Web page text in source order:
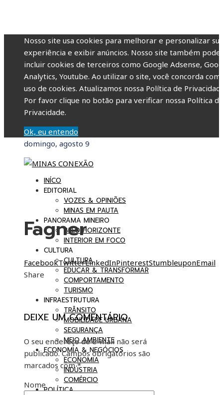
Nosso site usa cookies para melhorar e personalizar sua
experiência e exibir anúncios. Nosso site também pode
incluir cookies de terceiros como Google Adsense,
Analytics, Youtube. Ao utilizar o site, você concorda com
uso de cookies. Atualizamos nossa Política de
Por favor clique no botão para verificar nossa Política de
Privacidade.
Ok, eu entendo
domingo, agosto 9
INÍCO
EDITORIAL
VOZES & OPINIÕES
MINAS EM PAUTA
PANORAMA MINEIRO
BELO HORIZONTE
INTERIOR EM FOCO
CULTURA
CULTURA
EDUCAR & TRANSFORMAR
COMPORTAMENTO
TURISMO
INFRAESTRUTURA
TRÂNSITO
MOBILIDADE URBANA
SEGURANÇA
MEIO AMBIENTE
ECONOMIA & NEGÓCIOS
ECONOMIA
INDÚSTRIA
COMÉRCIO
POLÍTICA
Fagner
FacebookTwitterLinkedInPinterestStumbleuponEmail
Share
DEIXE UM COMENTÁRIO
O seu endereço de e-mail não será
publicado. Campos obrigatórios são
marcados com*
Nome